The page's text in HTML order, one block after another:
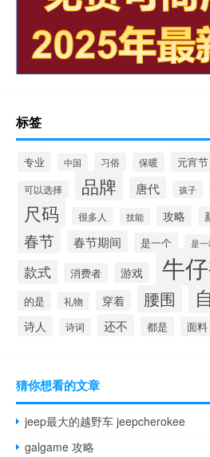
标签
专业 中国 习俗 保暖 元宵节
可以选择 品牌 唐代 孩子
尺码 很多人 技能 攻略
春节 春节期间 是一个 是
款式
消费者 游戏 牛
的是 礼物 穿着 腰围
诗人 诗词 还不 都是 面料
猜你想看的文章
jeep最大的越野车 jeepcherokee
galgame 攻略